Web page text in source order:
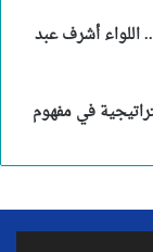
اللواء أشرف عبد
في مفهوم